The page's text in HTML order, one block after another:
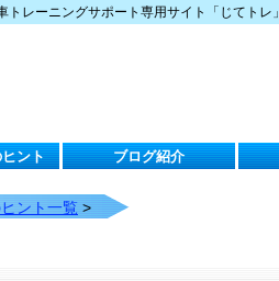
トレーニングサポート専用サイト「じてトレ」
ント ブログ紹介
ント一覧 >